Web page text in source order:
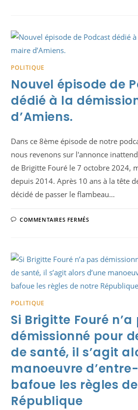
LE
CLAN
À
AMIENS
:
UNE
HUMILIATION
POLITIQUE
Nouvel épisode de
dédié à la
d’Amiens.
Dans ce 8ème épisode de notre
nous revenons sur l'annonce
de Brigitte Fouré le 7 octobre 2024,
depuis 2014. Après 10 ans à la tête
décidé de passer le flambeau…
COMMENTAIRES FERMÉSSUR
À
LA
DÉMISSION
DU
MAIRE
D’AMIENS.
POLITIQUE
Si Brigitte Fouré n’a
démissionné pour
de santé, il s’agit
manoeuvre
bafoue les règles
République